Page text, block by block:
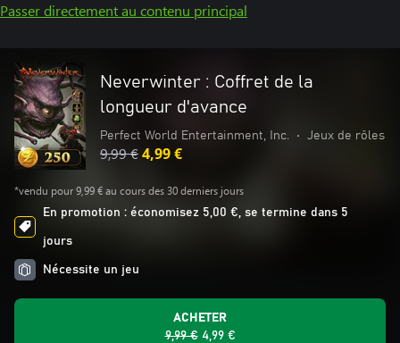
Passer directement au contenu principal
Neverwinter : Coffret de la
longueur d'avance
Perfect World Entertainment, Inc. • Jeux de rôles
9,99 €4,99 €
*vendu pour 9,99 € au cours des 30 derniers jours
En promotion : économisez 5,00 €, se termine dans 5
jours
Nécessite un jeu
ACHETER
9,99 € 4,99 €